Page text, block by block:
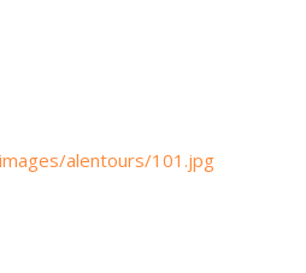
alentours/101.jpg